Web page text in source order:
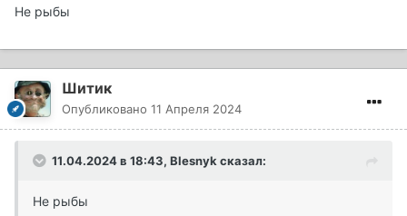
Не рыбы
Шитик
Опубликовано 11 Апреля 2024
11.04.2024 в 18:43, Blesnykсказал:
Не рыбы